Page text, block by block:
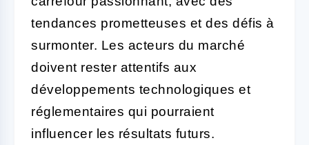
tendances prometteuses et des défis à
surmonter. Les acteurs du marché
doivent rester attentifs aux
développements technologiques et
réglementaires qui pourraient
influencer les résultats futurs.